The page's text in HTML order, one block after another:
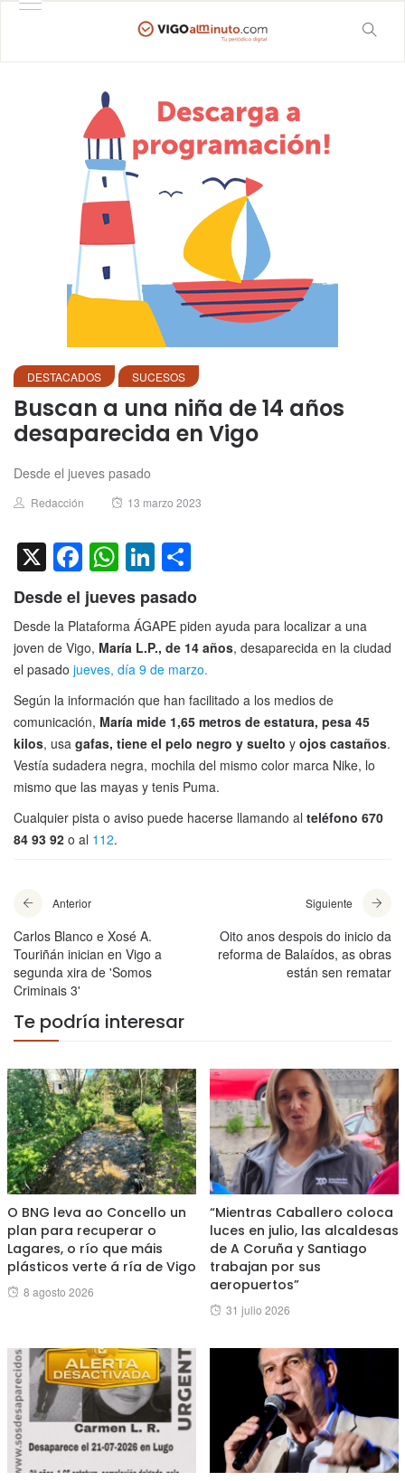
DESTACADOS SUCESOS
Buscan a una niña de 14 años
desaparecida en Vigo
Desde el jueves pasado
Author
Redacción
Posted
13 marzo 2023
X Facebook
WhatsApp
LinkedIn
Desde el jueves pasado
Desde la Plataforma ÁGAPE piden ayuda para localizar a una
joven de Vigo, María L.P., de 14 años, desaparecida en la ciudad
el pasado jueves, día 9 de marzo.
Según la información que han facilitado a los medios de
comunicación, María mide 1,65 metros de estatura, pesa 45
kilos, usa gafas, tiene el pelo negro y suelto y ojos castaños.
Vestía sudadera negra, mochila del mismo color marca Nike, lo
mismo que las mayas y tenis Puma.
Cualquier pista o aviso puede hacerse llamando al teléfono 670
84 93 92 o al 112.
Anterior
Carlos Blanco e Xosé A.
Touriñán inician en Vigo a
segunda xira de 'Somos
Criminais 3'
Siguiente
Oito anos despois do inicio da
reforma de Balaídos, as obras
están sen rematar
Te podría interesar
O BNG leva ao Concello un
plan para recuperar o
Lagares, o río que máis
plásticos verte á ría de Vigo
Posted
8 agosto 2026
“Mientras Caballero coloca
luces en julio, las alcaldesas
de A Coruña y Santiago
trabajan por sus
aeropuertos”
Posted
31 julio 2026